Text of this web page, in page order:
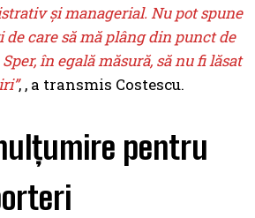
și managerial. Nu pot spune
care să mă plâng din punct de
în egală măsură, să nu fi lăsat
, , a transmis Costescu.
pentru